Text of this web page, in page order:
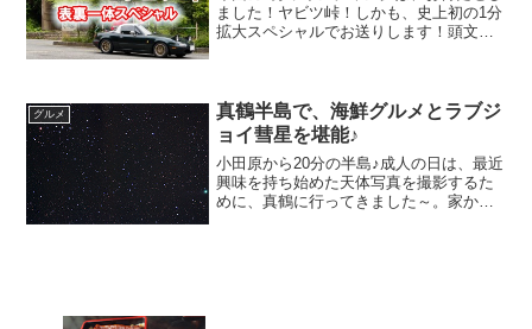
ました！ヤビツ峠！しかも、史上初の1分
拡大スペシャルでお送りします！頭文字D
ツ峠。そんなわけで...
グルメ
真鶴半島で、海鮮グルメとラブジ
ョイ彗星を堪能♪
小田原から20分の半島♪成人の日は、最近
興味を持ち始めた天体写真を撮影するた
めに、真鶴に行ってきました～。家から